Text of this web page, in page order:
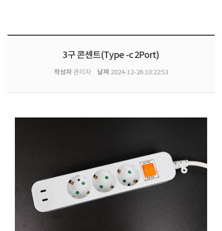
3구 콘센트(Type -c 2Port)
작성자관리자 날짜2024-12-26 10:22:53